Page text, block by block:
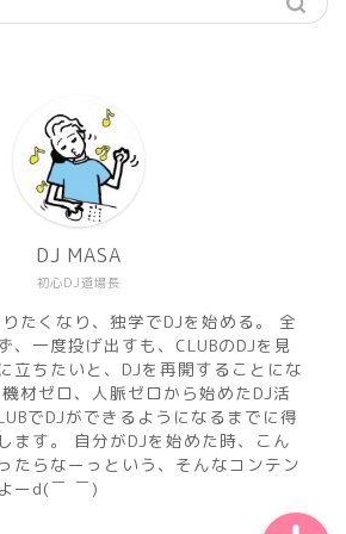
初心DJ道場長
DJ MASA
たくなり、独学でDJを始める。 全
、一度投げ出すも、CLUBのDJを見
立ちたいと、DJを再開することにな
材ゼロ、人脈ゼロから始めたDJ活
でDJができるようになるまでに得
ます。 自分がDJを始めた時、こん
たらなーっという、そんなコンテン
ーd(￣ ￣)
マサのおすすめMusic
DJ MASA Mix